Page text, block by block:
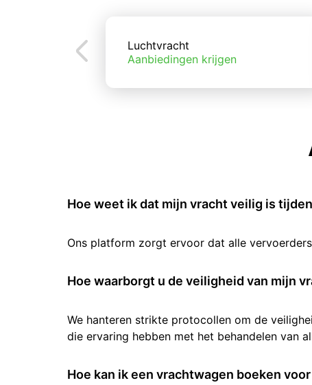
Luchtvracht
Aanbiedingen krijgen
Hoe weet ik dat mijn vracht veilig is
Ons platform zorgt ervoor dat alle
Hoe waarborgt u de veiligheid van mijn
We hanteren strikte protocollen om de
die ervaring hebben met het behandelen van
Hoe kan ik een vrachtwagen boeken